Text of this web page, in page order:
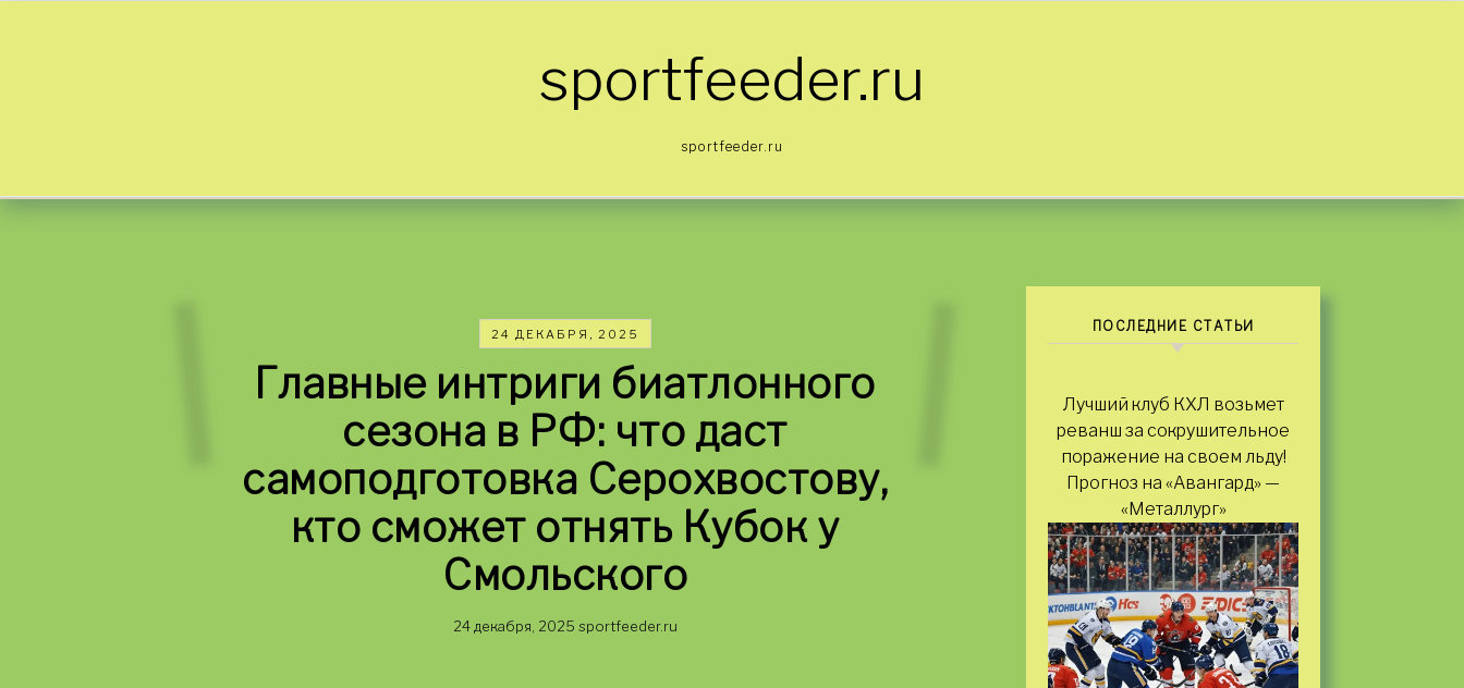
sportfeeder.ru
sportfeeder.ru
24 ДЕКАБРЯ, 2025
Главные интриги биатлонного
сезона в РФ: что даст
самоподготовка Серохвостову,
кто сможет отнять Кубок у
Смольского
24 декабря, 2025 sportfeeder.ru
ПОСЛЕДНИЕ СТАТЬИ
Лучший клуб КХЛ возьмет
реванш за сокрушительное
поражение на своем льду!
Прогноз на «Авангард» —
«Металлург»